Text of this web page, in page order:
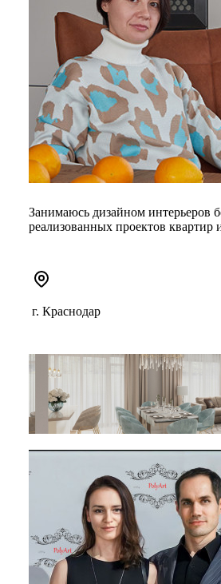
Занимаюсь дизайном интерьеров
реализованных проектов квартир
г. Краснодар